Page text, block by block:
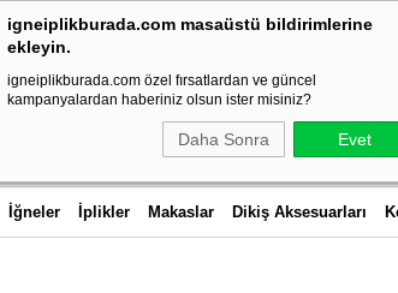
igneiplikburada.com masaüstü bildirimlerine
ekleyin.
igneiplikburada.com özel fırsatlardan ve güncel
kampanyalardan haberiniz olsun ister misiniz?
Daha Sonra Evet
İğneler İplikler Makaslar Dikiş Aksesuarları